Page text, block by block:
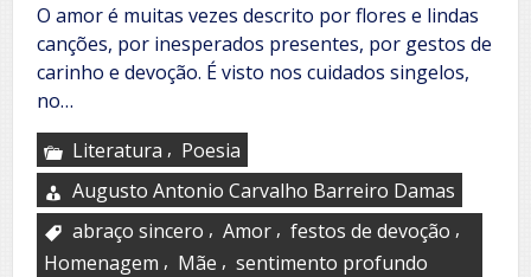
O amor é muitas vezes descrito por flores e lindas
canções, por inesperados presentes, por gestos de
carinho e devoção. É visto nos cuidados singelos,
no…
Literatura , Poesia
Augusto Antonio Carvalho Barreiro Damas
abraço sincero , Amor , festos de devoção ,
Homenagem , Mãe , sentimento profundo